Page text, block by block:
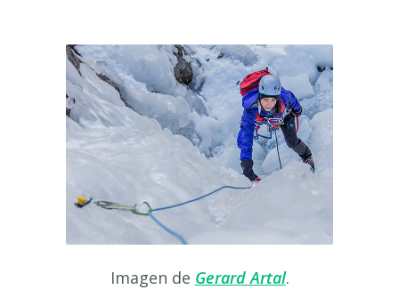
Imagen de Gerard Artal.